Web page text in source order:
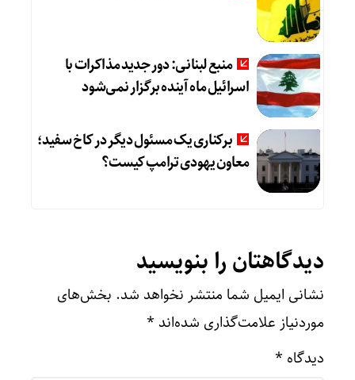
منبع لبنانی: دور جدید مذاکرات با
اسرائیل ماه آینده برگزار نمی‌شود
برکناری یک مسئول دیگر در کاخ سفید؛
معاون یهودی ترامپ کیست؟
دیدگاهتان را بنویسید
نشانی ایمیل شما منتشر نخواهد شد. بخش‌های
موردنیاز علامت‌گذاری شده‌اند *
دیدگاه *